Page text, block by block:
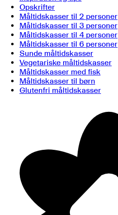
Opskrifter
Måltidskasser til 2 personer
Måltidskasser til 3 personer
Måltidskasser til 4 personer
Måltidskasser til 6 personer
Sunde måltidskasser
Vegetariske måltidskasser
Måltidskasser med fisk
Måltidskasser til børn
Glutenfri måltidskasser